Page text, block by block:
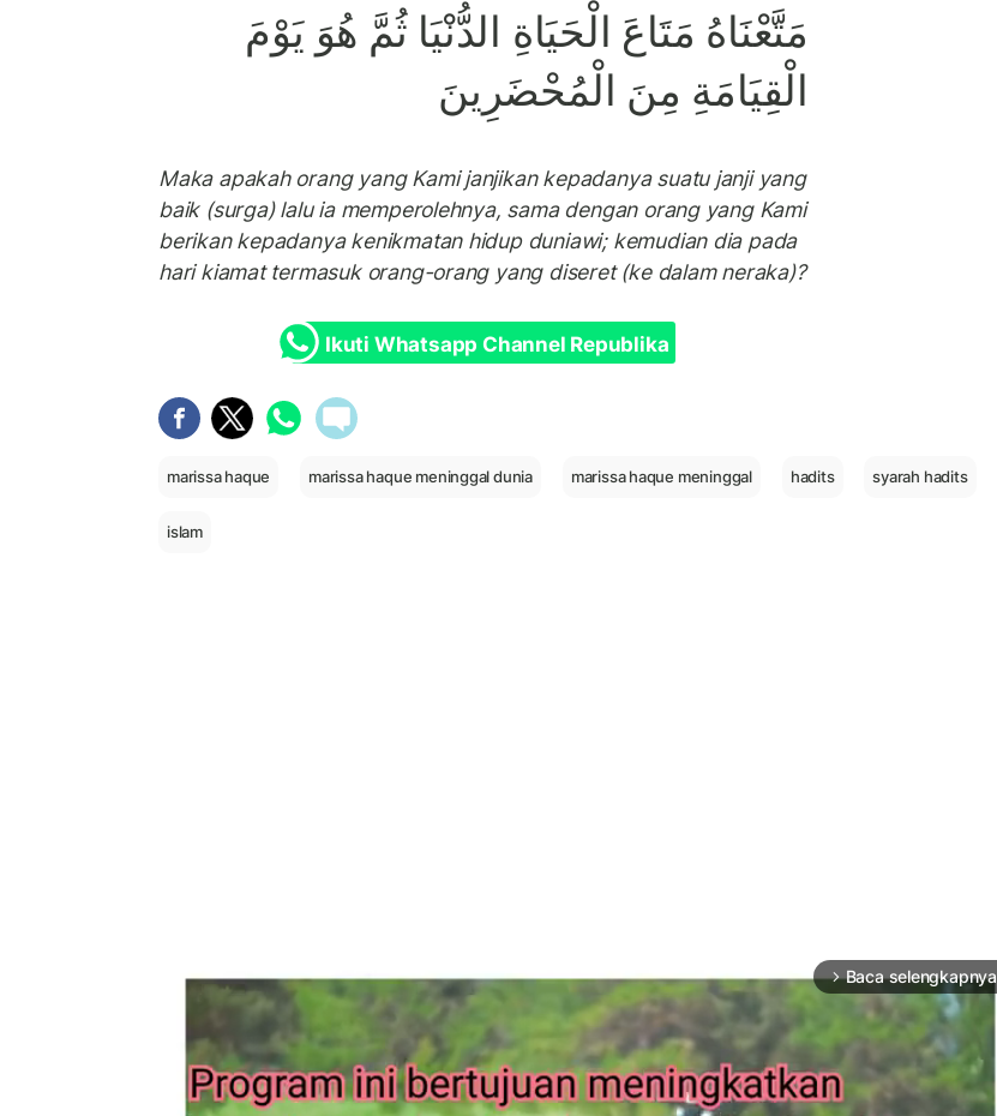
مَتَّعْنَاهُ مَتَاعَ الْحَيَاةِ الدُّنْيَا ثُمَّ هُوَ يَوْمَ
الْقِيَامَةِ مِنَ الْمُحْضَرِينَ
Maka apakah orang yang Kami janjikan kepadanya suatu janji yang
baik (surga) lalu ia memperolehnya, sama dengan orang yang Kami
berikan kepadanya kenikmatan hidup duniawi; kemudian dia pada
hari kiamat termasuk orang-orang yang diseret (ke dalam neraka)?
Ikuti Whatsapp Channel Republika
marissa haque marissa haque meninggal dunia marissa haque meninggal hadits syarah hadits
islam
arrow_forward_ios Baca selengkapnya